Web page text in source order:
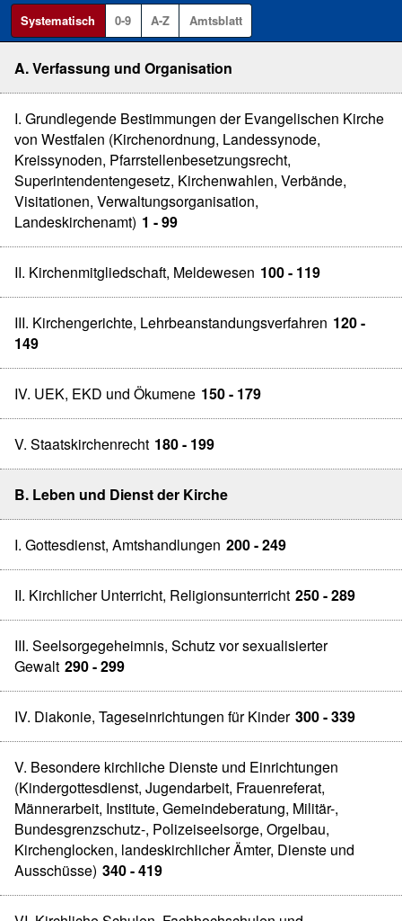
Systematisch 0-9 A-Z Amtsblatt
A. Verfassung und Organisation
I. Grundlegende Bestimmungen der Evangelischen Kirche
von Westfalen (Kirchenordnung, Landessynode,
Kreissynoden, Pfarrstellenbesetzungsrecht,
Superintendentengesetz, Kirchenwahlen, Verbände,
Visitationen, Verwaltungsorganisation,
Landeskirchenamt) 1 - 99
II. Kirchenmitgliedschaft, Meldewesen 100 - 119
III. Kirchengerichte, Lehrbeanstandungsverfahren 120 -
149
IV. UEK, EKD und Ökumene 150 - 179
V. Staatskirchenrecht 180 - 199
B. Leben und Dienst der Kirche
I. Gottesdienst, Amtshandlungen 200 - 249
II. Kirchlicher Unterricht, Religionsunterricht 250 - 289
III. Seelsorgegeheimnis, Schutz vor sexualisierter
Gewalt 290 - 299
IV. Diakonie, Tageseinrichtungen für Kinder 300 - 339
V. Besondere kirchliche Dienste und Einrichtungen
(Kindergottesdienst, Jugendarbeit, Frauenreferat,
Männerarbeit, Institute, Gemeindeberatung, Militär-,
Bundesgrenzschutz-, Polizeiseelsorge, Orgelbau,
Kirchenglocken, landeskirchlicher Ämter, Dienste und
Ausschüsse) 340 - 419